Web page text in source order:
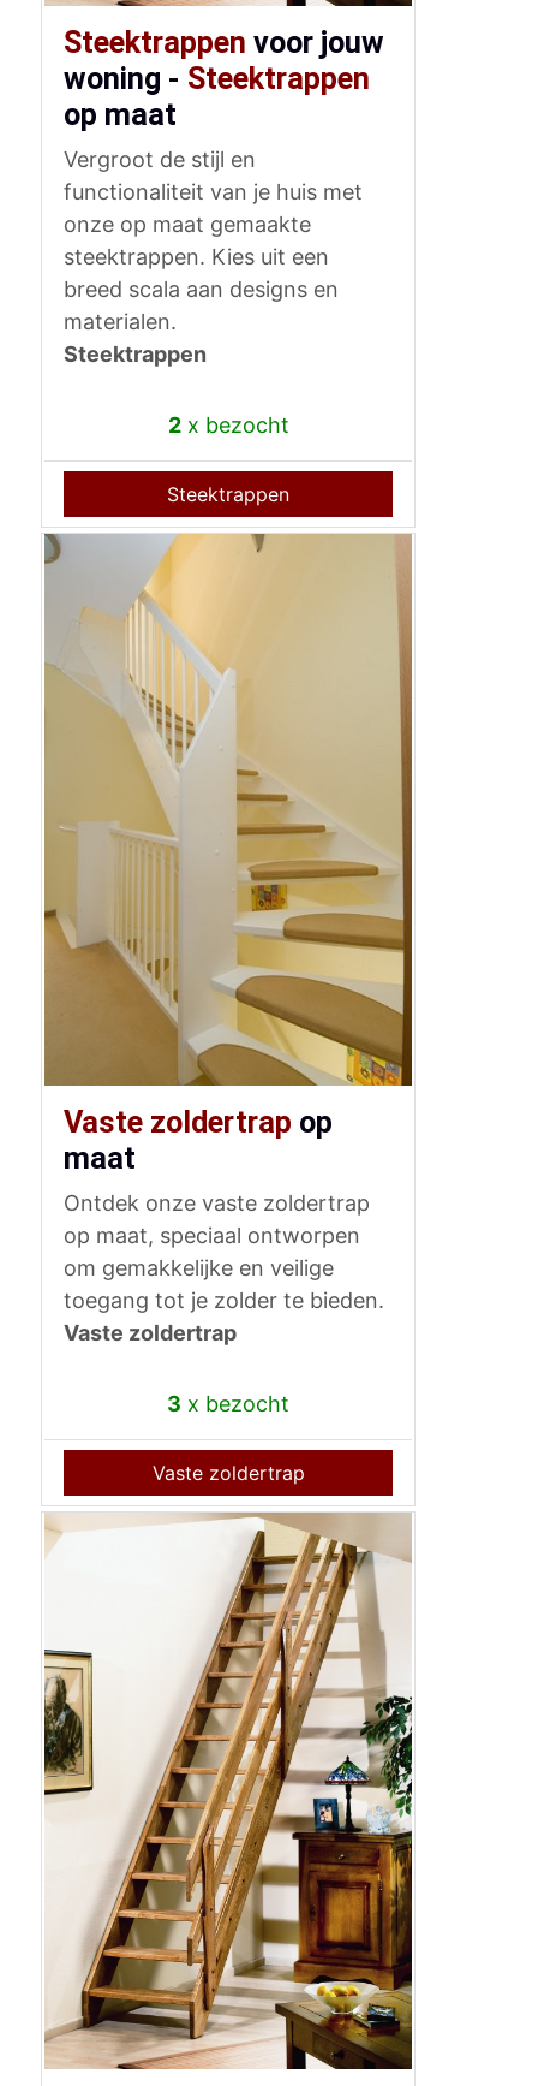
Steektrappen voor jouw
woning - Steektrappen
op maat
Vergroot de stijl en
functionaliteit van je huis met
onze op maat gemaakte
steektrappen. Kies uit een
breed scala aan designs en
materialen.
Steektrappen
2x bezocht
Steektrappen
Vaste zoldertrap op
maat
Ontdek onze vaste zoldertrap
op maat, speciaal ontworpen
om gemakkelijke en veilige
toegang tot je zolder te bieden.
Vaste zoldertrap
3 x bezocht
Vaste zoldertrap